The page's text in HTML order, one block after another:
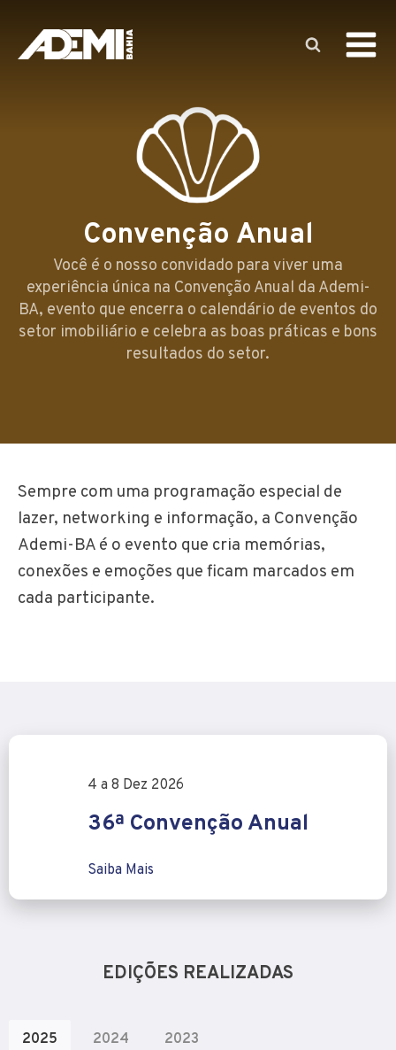
Convenção Anual
Você é o nosso convidado para viver uma
experiência única na Convenção Anual da Ademi-
BA, evento que encerra o calendário de eventos do
setor imobiliário e celebra as boas práticas e bons
resultados do setor.
Sempre com uma programação especial de
lazer, networking e informação, a Convenção
Ademi-BA é o evento que cria memórias,
conexões e emoções que ficam marcados em
cada participante.
4 a 8 Dez 2026
36ª Convenção Anual
Saiba Mais
EDIÇÕES REALIZADAS
2025 2024 2023